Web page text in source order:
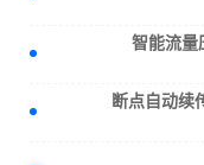
智能流量
断点自动续